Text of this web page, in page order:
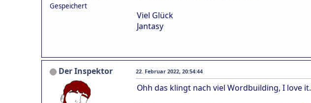
Gespeichert
Viel Glück
Jantasy
Der Inspektor 22. Februar 2022, 20:54:44
Ohh das klingt nach viel Wordbuilding, I love it.